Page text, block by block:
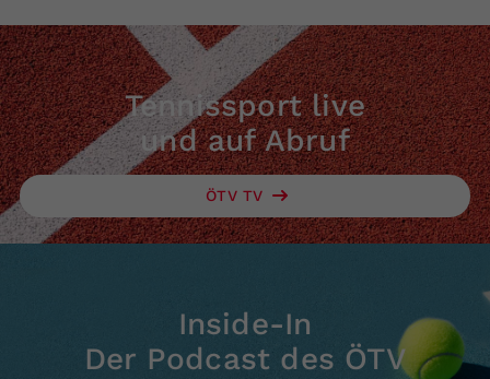
Tennissport live
und auf Abruf
ÖTV TV
Inside-In
Der Podcast des ÖTV